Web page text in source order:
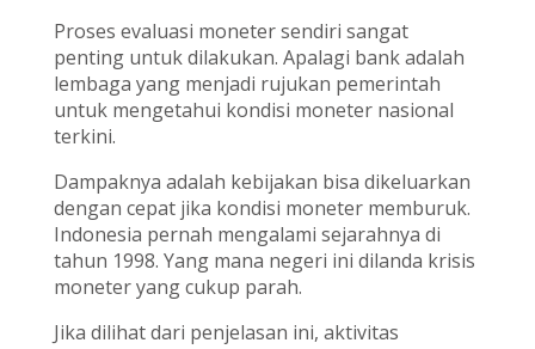
Proses evaluasi moneter sendiri sangat
penting untuk dilakukan. Apalagi bank adalah
lembaga yang menjadi rujukan pemerintah
untuk mengetahui kondisi moneter nasional
terkini.
Dampaknya adalah kebijakan bisa dikeluarkan
dengan cepat jika kondisi moneter memburuk.
Indonesia pernah mengalami sejarahnya di
tahun 1998. Yang mana negeri ini dilanda krisis
moneter yang cukup parah.
Jika dilihat dari penjelasan ini, aktivitas